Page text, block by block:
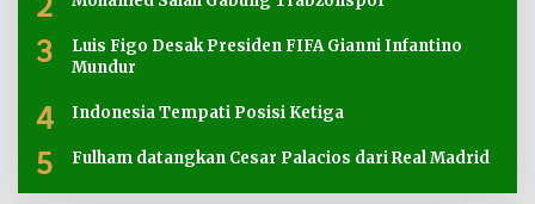
3
Luis Figo Desak Presiden FIFA Gianni Infantino
Mundur
4 Indonesia Tempati Posisi Ketiga
5 Fulham datangkan Cesar Palacios dari Real Madrid